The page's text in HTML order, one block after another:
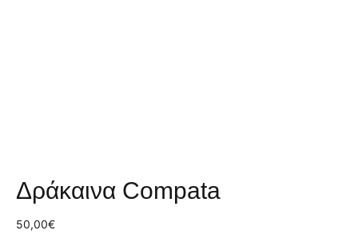
Δράκαινα Compata
50,00€